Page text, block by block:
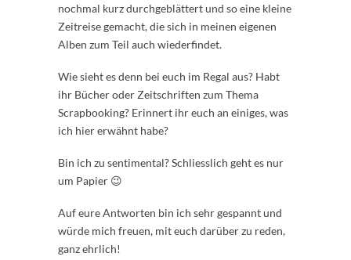
nochmal kurz durchgeblättert und so eine kleine
Zeitreise gemacht, die sich in meinen eigenen
Alben zum Teil auch wiederfindet.
Wie sieht es denn bei euch im Regal aus? Habt
ihr Bücher oder Zeitschriften zum Thema
Scrapbooking? Erinnert ihr euch an einiges, was
ich hier erwähnt habe?
Bin ich zu sentimental? Schliesslich geht es nur
um Papier 😉
Auf eure Antworten bin ich sehr gespannt und
würde mich freuen, mit euch darüber zu reden,
ganz ehrlich!